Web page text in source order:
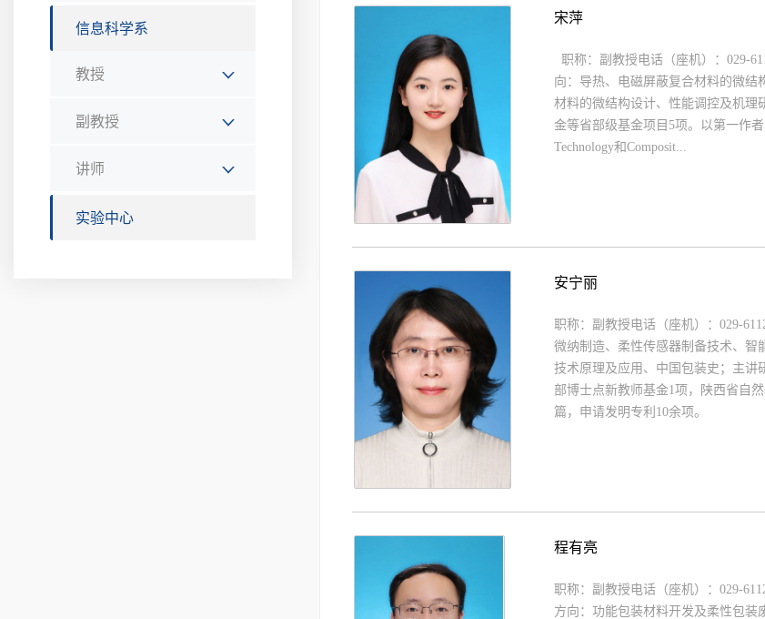
信息科学系
教授
副教授
讲师
实验中心
宋萍
职称：副教授电话（座机）：029-
向：导热、电磁屏蔽复合材料的微
材料的微结构设计、性能调控及机理
金等省部级基金项目5项。以第一作者
Technology和Composit...
安宁丽
职称：副教授电话（座机）：029-
微纳制造、柔性传感器制备技术、智
技术原理及应用、中国包装史；主讲
部博士点新教师基金1项，陕西省自
篇，申请发明专利10余项。
程有亮
职称：副教授电话（座机）：029-
方向：功能包装材料开发及柔性包装